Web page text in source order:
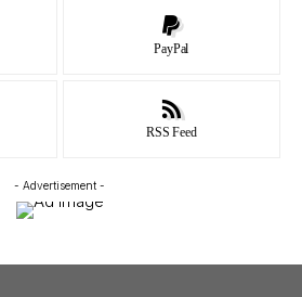
PayPal
RSS Feed
- Advertisement -